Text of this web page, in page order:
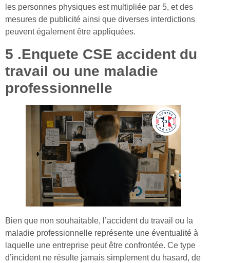
les personnes physiques est multipliée par 5, et des
mesures de publicité ainsi que diverses interdictions
peuvent également être appliquées.
5 .Enquete CSE accident du
travail ou une maladie
professionnelle
Bien que non souhaitable, l’accident du travail ou la
maladie professionnelle représente une éventualité à
laquelle une entreprise peut être confrontée. Ce type
d’incident ne résulte jamais simplement du hasard, de